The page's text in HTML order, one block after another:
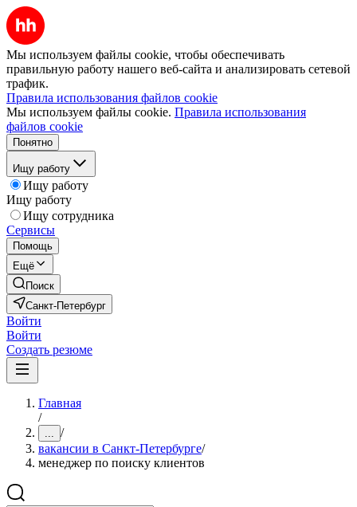
Мы используем файлы cookie, чтобы обеспечивать
правильную работу нашего веб-сайта и анализировать сетевой
трафик.
Правила использования файлов cookie
Мы используем файлы cookie. Правила использования
файлов cookie
Понятно
Ищу работу
Ищу работу
Ищу работу
Ищу сотрудника
Сервисы
Помощь
Ещё
Поиск
Санкт-Петербург
Войти
Войти
Создать резюме
Главная
/
... /
вакансии в Санкт-Петербурге/
менеджер по поиску клиентов